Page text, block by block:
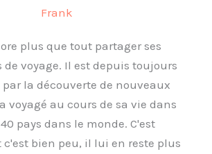
Frank
plus que tout partager ses
de voyage. Il est depuis toujours
la découverte de nouveaux
voyagé au cours de sa vie dans
pays dans le monde. C'est
c'est bien peu, il lui en reste plus